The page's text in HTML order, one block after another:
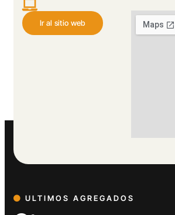
Ir al sitio web
ULTIMOS AGREGADOS